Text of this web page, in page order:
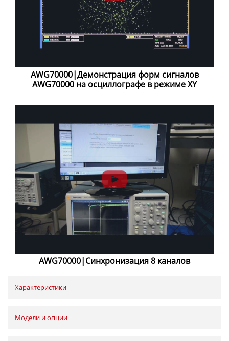
AWG70000|Демонстрация форм сигналов
AWG70000 на осциллографе в режиме XY
AWG70000|Синхронизация 8 каналов
Характеристики
Модели и опции